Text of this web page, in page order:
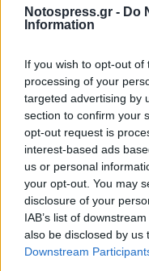
Notospress.gr - Do
Information
If you wish to opt-out
processing of your
targeted advertising by
section to confirm your
opt-out request is
interest-based ads
us or personal
your opt-out. You may
disclosure of your
IAB’s list of
also be disclosed by us
Downstream
3ο ΓΕΛ
εκπαιδευτικών
τον σχολικό